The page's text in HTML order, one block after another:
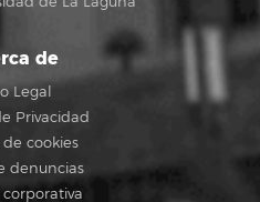
de
Legal
Privacidad
cookies
denuncias